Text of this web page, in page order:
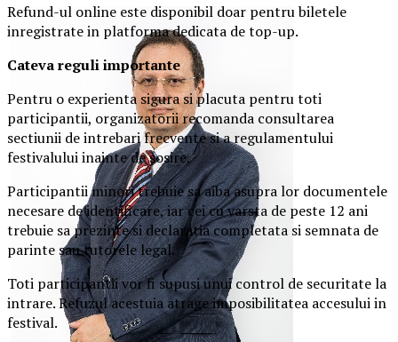
Refund-ul online este disponibil doar pentru biletele
inregistrate in platforma dedicata de top-up.
Cateva reguli importante
Pentru o experienta sigura si placuta pentru toti
participantii, organizatorii recomanda consultarea
sectiunii de intrebari frecvente si a regulamentului
festivalului inainte de sosire.
Participantii minori trebuie sa aiba asupra lor documentele
necesare de identificare, iar cei cu varsta de peste 12 ani
trebuie sa prezinte si declaratia completata si semnata de
parinte sau tutorele legal.
Toti participantii vor fi supusi unui control de securitate la
intrare. Refuzul acestuia atrage imposibilitatea accesului in
festival.